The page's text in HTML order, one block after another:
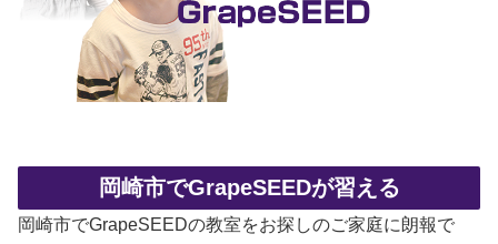
岡崎市でGrapeSEEDが習える
岡崎市でGrapeSEEDの教室をお探しのご家庭に朗報で